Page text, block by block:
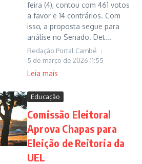
feira (4), contou com 461 votos
a favor e 14 contrários. Com
isso, a proposta segue para
análise no Senado. Det...
Redação Portal Cambé
5 de março de 2026 11:55
Leia mais
Educação
Comissão Eleitoral
Aprova Chapas para
Eleição de Reitoria da
UEL